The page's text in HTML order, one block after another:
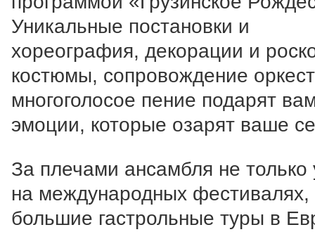
Уникальные постановки и
хореография, декорации и
костюмы, сопровождение
многоголосое пение подарят
эмоции, которые озарят ваше
За плечами ансамбля не только
на международных фестивалях,
большие гастрольные туры в